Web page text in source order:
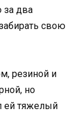
за два
свою
резиной и
но
ей тяжелый